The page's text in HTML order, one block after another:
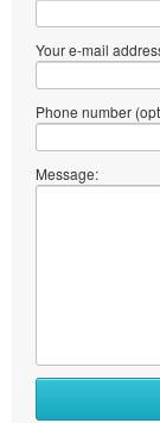
Your e-mail
Phone number
Message: